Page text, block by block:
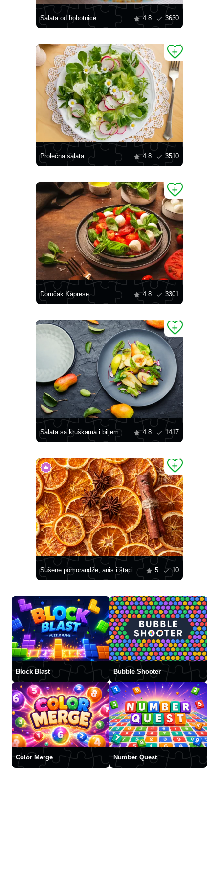
Salata od hobotnice 4.8 3630
Prolećna salata 4.8 3510
Doručak Kaprese 4.8 3301
Salata sa kruškama i biljem 4.8 1417
Sušene pomorandže, anis i štapići cimeta 5 10
Block Blast Bubble Shooter
Color Merge Number Quest